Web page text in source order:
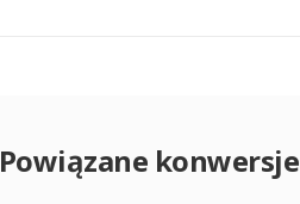
Powiązane konwersje